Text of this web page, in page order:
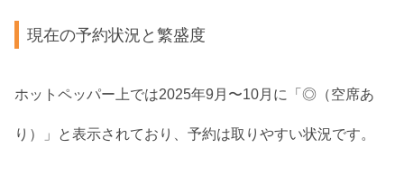
現在の予約状況と繁盛度
ホットペッパー上では2025年9月〜10月に「◎（空席あ
り）」と表示されており、予約は取りやすい状況です。